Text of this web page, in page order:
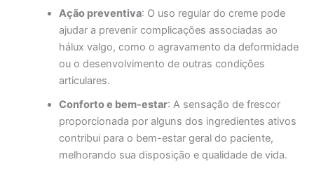
Ação preventiva: O uso regular do creme pode
ajudar a prevenir complicações associadas ao
hálux valgo, como o agravamento da deformidade
ou o desenvolvimento de outras condições
articulares.
Conforto e bem-estar: A sensação de frescor
proporcionada por alguns dos ingredientes ativos
contribui para o bem-estar geral do paciente,
melhorando sua disposição e qualidade de vida.